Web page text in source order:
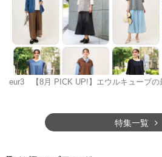
eur3 【8月 PICK UP!】エウルキューブの
特集一覧